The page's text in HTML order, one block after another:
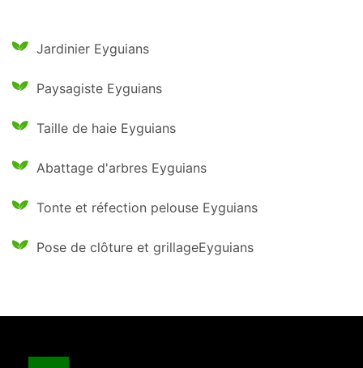
Jardinier Eyguians
Paysagiste Eyguians
Taille de haie Eyguians
Abattage d'arbres Eyguians
Tonte et réfection pelouse Eyguians
Pose de clôture et grillageEyguians